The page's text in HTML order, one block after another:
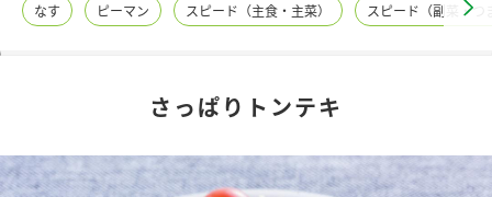
レシピ名特集
商品カテゴリ
なす ピーマン スピード（主食・主菜） スピード（副菜・つ
さっぱりトンテキ